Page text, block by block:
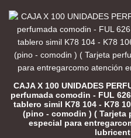
CAJA X 100 UNIDADES
perfumada comodin - FUL
tablero simil K78 104 - K78
(pino - comodin ) ( Tarjeta
especial para